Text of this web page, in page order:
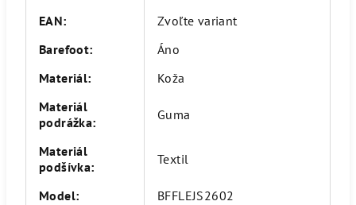
EAN:
Zvoľte variant
Barefoot:
Áno
Materiál:
Koža
Materiál
podrážka: Guma
Materiál
podšívka: Textil
Model:
BFFLEJS2602